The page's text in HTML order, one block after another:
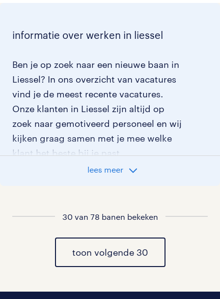
informatie over werken in liessel
Ben je op zoek naar een nieuwe baan in
Liessel? In ons overzicht van vacatures
vind je de meest recente vacatures.
Onze klanten in Liessel zijn altijd op
zoek naar gemotiveerd personeel en wij
kijken graag samen met je mee welke
klant het beste bij je past.
vacatures in Vlierden
lees meer
30 van 78 banen bekeken
toon volgende 30